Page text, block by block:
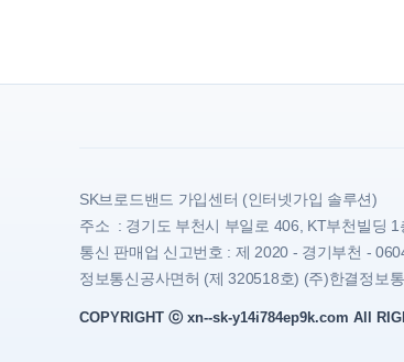
SK브로드밴드 가입센터 (인터넷가입 솔루션)
주소 : 경기도 부천시 부일로 406, KT부천빌딩
통신 판매업 신고번호 : 제 2020 - 경기부천 -
정보통신공사면허 (제 320518호) (주)한결정보
COPYRIGHT ⓒ xn--sk-y14i784ep9k.com All